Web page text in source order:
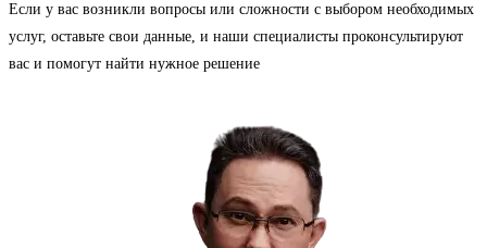
Если у вас возникли вопросы или сложности с выбором необходимых
услуг, оставьте свои данные, и наши специалисты проконсультируют
вас и помогут найти нужное решение